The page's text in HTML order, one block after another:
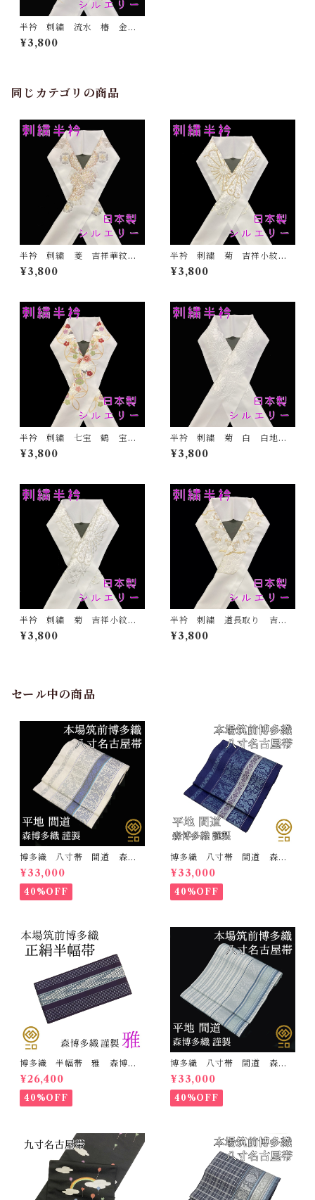
半衿 刺繍 流水 椿 金
白地 シルエリー 新合繊
日本製 刺繍衿 和装小物
¥3,800
同じカテゴリの商品
半衿 刺繍 菱 吉祥華紋
白地 シルエリー 新合繊
日本製 刺繍衿 和装小物
¥3,800
半衿 刺繍 菊 吉祥小紋
金 白地 シルエリー 新合
繊 日本製 刺繍衿 和装小
¥3,800
半衿 刺繍 七宝 鶴 宝尽
くし 白地 シルエリー 新
合繊 日本製 刺繍衿 和装
¥3,800
半衿 刺繍 菊 白 白地
シルエリー 新合繊 日本
製 刺繍衿 和装小物 着
¥3,800
半衿 刺繍 菊 吉祥小紋
銀 白地 シルエリー 新合
繊 日本製 刺繍衿 和装小
¥3,800
半衿 刺繍 道長取り 吉祥
紋 金 白地 シルエリー
新合繊 日本製 刺繍衿 和
¥3,800
セール中の商品
博多織 八寸帯 間道 森博
多織 正絹 日本製 未仕立
て 名古屋帯
¥33,000
40%OFF
博多織 八寸帯 間道 森博
多織 正絹 日本製 未仕立
て 名古屋帯
¥33,000
40%OFF
博多織 半幅帯 雅 森博多
織 正絹 リバーシブル 長
さ/3m78cm 日本製 和装
小袋帯 半巾帯
¥26,400
40%OFF
博多織 八寸帯 間道 森博
多織 正絹 日本製 未仕立
て 名古屋帯
¥33,000
40%OFF